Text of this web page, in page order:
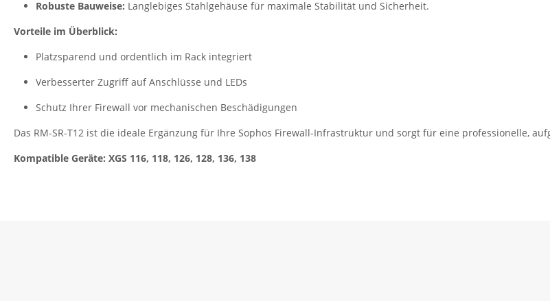
Robuste Bauweise: Langlebiges Stahlgehäuse für maximale Stabilität und Sicherheit.
Vorteile im Überblick:
Platzsparend und ordentlich im Rack integriert
Verbesserter Zugriff auf Anschlüsse und LEDs
Schutz Ihrer Firewall vor mechanischen Beschädigungen
Das RM-SR-T12 ist die ideale Ergänzung für Ihre Sophos Firewall-Infrastruktur und sorgt für eine professionelle,
Kompatible Geräte: XGS 116, 118, 126, 128, 136, 138